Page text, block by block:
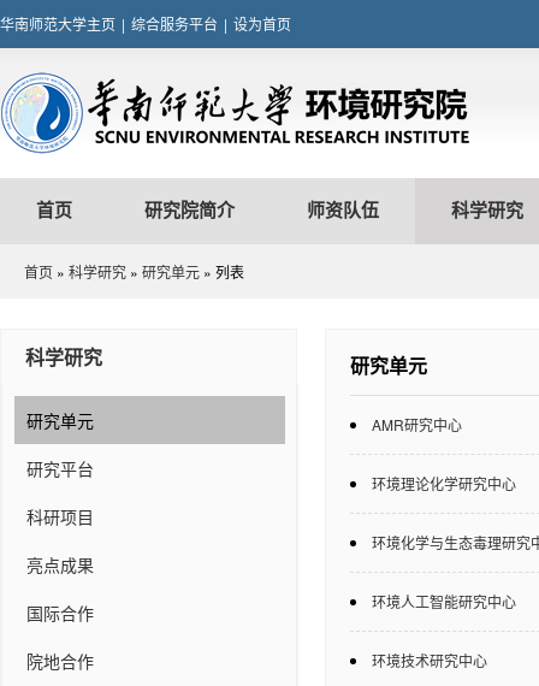
华南师范大学主页 | 综合服务平台 | 设为首页
首页 研究院简介 师资队伍 科学研究
首页 » 科学研究 » 研究单元 » 列表
科学研究
研究单元
研究平台
科研项目
亮点成果
国际合作
院地合作
研究单元
AMR研究中心
环境理论化学研究中心
环境化学与生态毒理研究
环境人工智能研究中心
环境技术研究中心